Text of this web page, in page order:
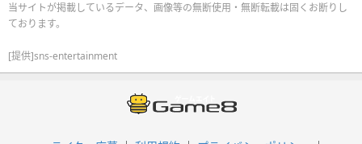
当サイトが掲載しているデータ、画像等の無断使用・無断転載は固くお断りし
ております。
[提供]sns-entertainment